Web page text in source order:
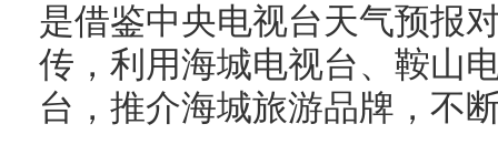
是借鉴中央电视台天气预报
传，利用海城电视台、鞍山
台，推介海城旅游品牌，不